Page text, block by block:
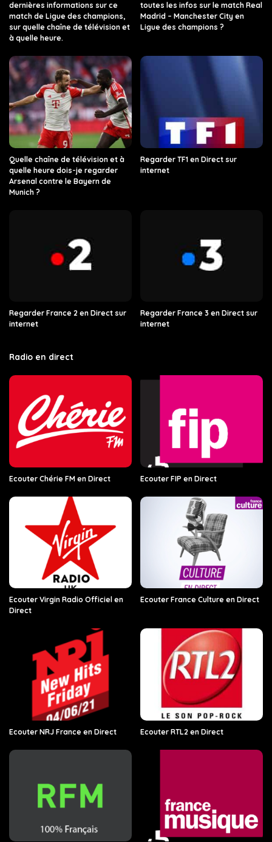
dernières informations sur ce
match de Ligue des champions,
sur quelle chaîne de télévision et
à quelle heure.
toutes les infos sur le match Real
Madrid – Manchester City en
Ligue des champions ?
Quelle chaîne de télévision et à
quelle heure dois-je regarder
Arsenal contre le Bayern de
Munich ?
Regarder TF1 en Direct sur
internet
Regarder France 2 en Direct sur
internet
Regarder France 3 en Direct sur
internet
Radio en direct
Ecouter Chérie FM en Direct Ecouter FIP en Direct
Ecouter Virgin Radio Officiel en
Direct
Ecouter France Culture en Direct
Ecouter NRJ France en Direct Ecouter RTL2 en Direct